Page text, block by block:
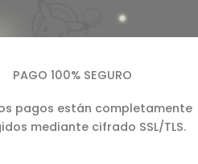
PAGO 100% SEGURO
pagos están completamente
mediante cifrado SSL/TLS.